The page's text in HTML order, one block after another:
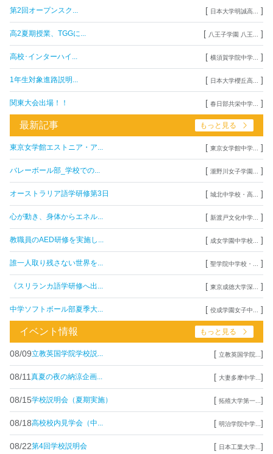
第2回オープンスク... [ 日本大学明誠高... ]
高2夏期授業、TGGに... [ 八王子学園 八王... ]
高校･インターハイ... [ 横須賀学院中学... ]
1年生対象進路説明... [ 日本大学櫻丘高... ]
関東大会出場！！ [ 春日部共栄中学... ]
最新記事 もっと見る
東京女学館エストニア・ア... [ 東京女学館中学... ]
バレーボール部_学校での... [ 瀧野川女子学園... ]
オーストラリア語学研修第3日 [ 城北中学校・高... ]
心が動き、身体からエネル... [ 新渡戸文化中学... ]
教職員のAED研修を実施し... [ 成女学園中学校... ]
誰一人取り残さない世界を... [ 聖学院中学校・... ]
《スリランカ語学研修へ出... [ 東京成徳大学深... ]
中学ソフトボール部夏季大... [ 佼成学園女子中... ]
イベント情報 もっと見る
08/09立教英国学院学校説... [ 立教英国学院... ]
08/11 真夏の夜の納涼企画... [ 大妻多摩中学... ]
08/15学校説明会（夏期実施） [ 拓殖大学第一... ]
08/18高校校内見学会（中... [ 明治学院中学... ]
08/22第4回学校説明会 [ 日本工業大学... ]